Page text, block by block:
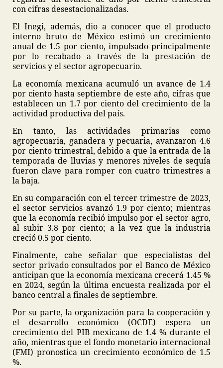
con cifras desestacionalizadas.
El Inegi, además, dio a conocer que el producto
interno bruto de México estimó un crecimiento
anual de 1.5 por ciento, impulsado principalmente
por lo recabado a través de la prestación de
servicios y el sector agropecuario.
La economía mexicana acumuló un avance de 1.4
por ciento hasta septiembre de este año, cifras que
establecen un 1.7 por ciento del crecimiento de la
actividad productiva del país.
En tanto, las actividades primarias como
agropecuaria, ganadera y pecuaria, avanzaron 4.6
por ciento trimestral, debido a que la entrada de la
temporada de lluvias y menores niveles de sequía
fueron clave para romper con cuatro trimestres a
la baja.
En su comparación con el tercer trimestre de 2023,
el sector servicios avanzó 1.9 por ciento; mientras
que la economía recibió impulso por el sector agro,
al subir 3.8 por ciento; a la vez que la industria
creció 0.5 por ciento.
Finalmente, cabe señalar que especialistas del
sector privado consultados por el Banco de México
anticipan que la economía mexicana crecerá 1.45 %
en 2024, según la última encuesta realizada por el
banco central a finales de septiembre.
Por su parte, la organización para la cooperación y
el desarrollo económico (OCDE) espera un
crecimiento del PIB mexicano de 1.4 % durante el
año, mientras que el fondo monetario internacional
(FMI) pronostica un crecimiento económico de 1.5
%.